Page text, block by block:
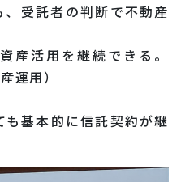
受託者の判断で不動産
産活用を継続できる。
運用）
基本的に信託契約が継